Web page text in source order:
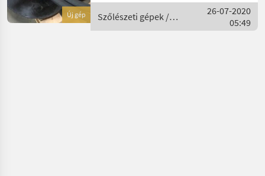
Új gép
Szőlészeti gépek /
Wallner
26-07-2020
05:49